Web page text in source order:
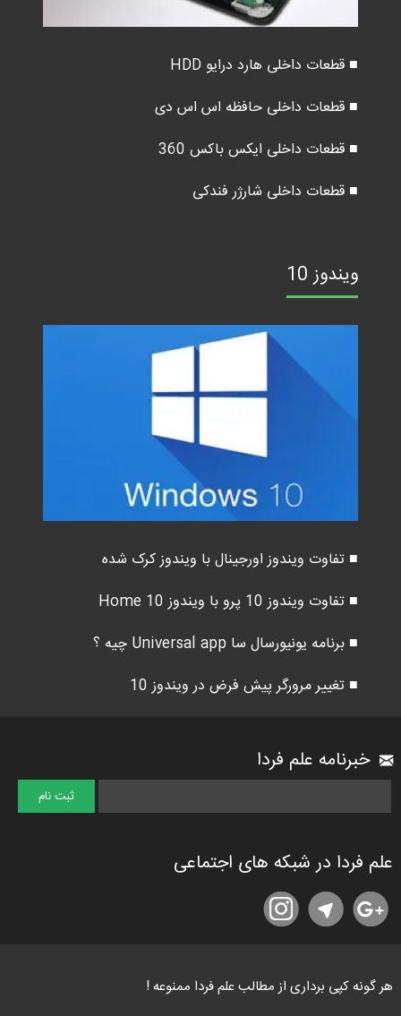
■ قطعات داخلی هارد درایو HDD
■ قطعات داخلی حافظه اس اس دی
■ قطعات داخلی ایکس باکس 360
■ قطعات داخلی شارژر فندکی
ویندوز 10
■ تفاوت ویندوز اورجینال با ویندوز کرک شده
■ تفاوت ویندوز 10 پرو با ویندوز 10 Home
■ برنامه یونیورسال سا Universal app چیه ؟
■ تغییر مرورگر پیش فرض در ویندوز 10
خبرنامه علم فردا
علم فردا در شبکه های اجتماعی
هر گونه کپی برداری از مطالب علم فردا ممنوعه !